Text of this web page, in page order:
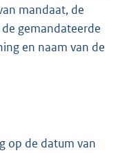
mandaat, de
gemandateerde
en naam van de
op de datum van